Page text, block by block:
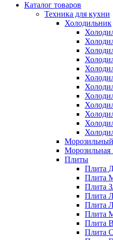
Каталог товаров
Техника для кухни
Холодильник
Морозильная
Плиты
Плита
Плита
Плита
Плита
Плита
Плита
Плита
Плита